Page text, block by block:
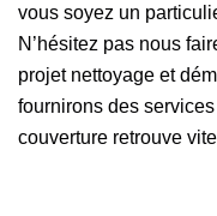
vous soyez un
N’hésitez pas nous
projet nettoyage et
fournirons des
couverture retrouve